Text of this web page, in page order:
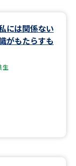
全国一斉進学調査
には関係ない
がもたらすも
生